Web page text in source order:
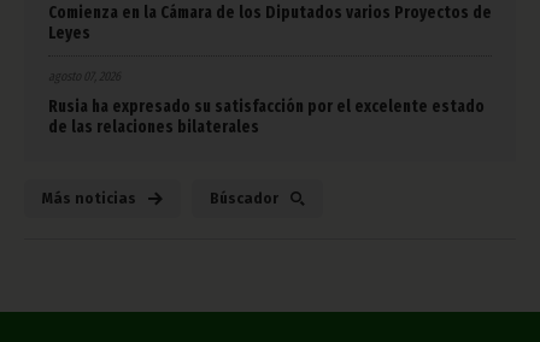
Comienza en la Cámara de los Diputados varios Proyectos de
Leyes
agosto 07, 2026
Rusia ha expresado su satisfacción por el excelente estado
de las relaciones bilaterales
Más noticias Búscador